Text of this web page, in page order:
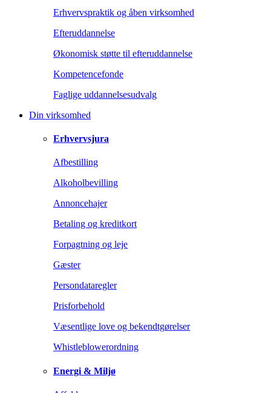
Erhvervspraktik og åben virksomhed
Efteruddannelse
Økonomisk støtte til efteruddannelse
Kompetencefonde
Faglige uddannelsesudvalg
Din virksomhed
Erhvervsjura
Afbestilling
Alkoholbevilling
Annoncehajer
Betaling og kreditkort
Forpagtning og leje
Gæster
Persondataregler
Prisforbehold
Væsentlige love og bekendtgørelser
Whistleblowerordning
Energi & Miljø